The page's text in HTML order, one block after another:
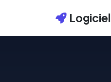
Logiciel